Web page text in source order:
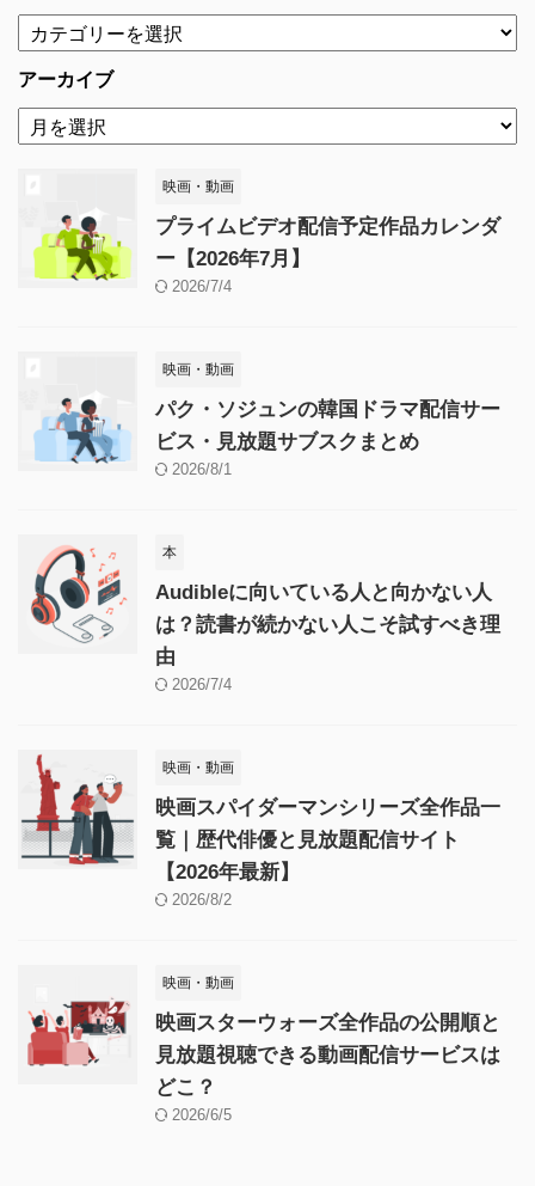
アーカイブ
映画・動画
プライムビデオ配信予定作品カレンダ
ー【2026年7月】
2026/7/4
映画・動画
パク・ソジュンの韓国ドラマ配信サー
ビス・見放題サブスクまとめ
2026/8/1
本
Audibleに向いている人と向かない人
は？読書が続かない人こそ試すべき理
由
2026/7/4
映画・動画
映画スパイダーマンシリーズ全作品一
覧｜歴代俳優と見放題配信サイト
【2026年最新】
2026/8/2
映画・動画
映画スターウォーズ全作品の公開順と
見放題視聴できる動画配信サービスは
どこ？
2026/6/5